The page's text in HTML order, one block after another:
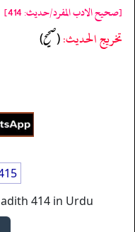
[صحيح الادب المفرد/حدیث: 414]
تخریج الحدیث:(صحيح)
414 in Urdu